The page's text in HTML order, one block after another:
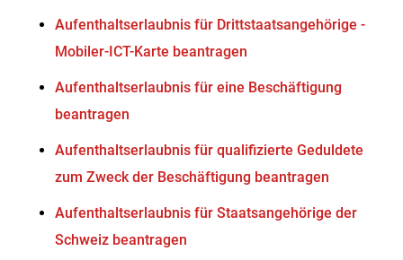
Aufenthaltserlaubnis für Drittstaatsangehörige -
Mobiler-ICT-Karte beantragen
Aufenthaltserlaubnis für eine Beschäftigung
beantragen
Aufenthaltserlaubnis für qualifizierte Geduldete
zum Zweck der Beschäftigung beantragen
Aufenthaltserlaubnis für Staatsangehörige der
Schweiz beantragen